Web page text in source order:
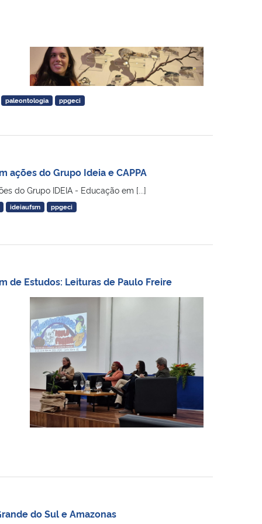
paleontologia ppgeci
ações do Grupo Ideia e CAPPA
do Grupo IDEIA - Educação em [...]
ideiaufsm ppgeci
de Estudos: Leituras de Paulo Freire
do Sul e Amazonas